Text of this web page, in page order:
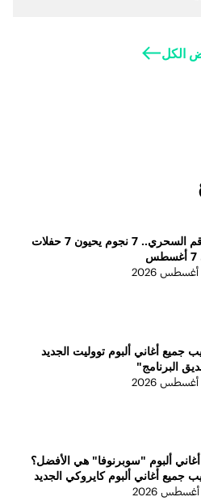
الكل
الرقم السحري.. 7 نجوم يحيون 7 حفلات
جميع أغاني ألبوم تووليت الجديد
البرنامج"
ألبوم "سوبرنوفا" هي الأفضل؟
جميع أغاني ألبوم كايروكي الجديد